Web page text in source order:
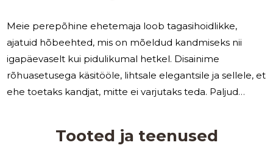
Meie perepõhine ehetemaja loob tagasihoidlikke,
ajatuid hõbeehted, mis on mõeldud kandmiseks nii
igapäevaselt kui pidulikumal hetkel. Disainime
rõhuasetusega käsitööle, lihtsale elegantsile ja sellele, et
ehe toetaks kandjat, mitte ei varjutaks teda. Paljud
rütmi, ja võimalus kohandada välimust ilma pideva
Tooted ja teenused